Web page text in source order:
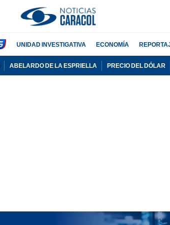
UNIDAD INVESTIGATIVA ECONOMÍA
ABELARDO DE LA ESPRIELLA PRECIO DEL DÓLAR